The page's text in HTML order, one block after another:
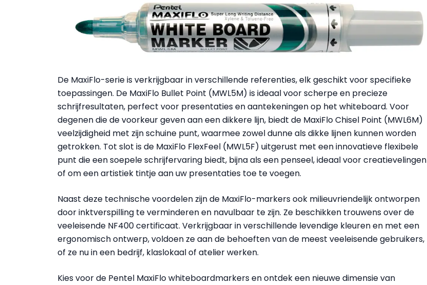
De MaxiFlo-serie is verkrijgbaar in verschillende referenties, elk geschikt voor specifieke
toepassingen. De MaxiFlo Bullet Point (MWL5M) is ideaal voor scherpe en precieze
schrijfresultaten, perfect voor presentaties en aantekeningen op het whiteboard. Voor
degenen die de voorkeur geven aan een dikkere lijn, biedt de MaxiFlo Chisel Point (MWL6M)
veelzijdigheid met zijn schuine punt, waarmee zowel dunne als dikke lijnen kunnen worden
getrokken. Tot slot is de MaxiFlo FlexFeel (MWL5F) uitgerust met een innovatieve flexibele
punt die een soepele schrijfervaring biedt, bijna als een penseel, ideaal voor creatievelingen
of om een artistiek tintje aan uw presentaties toe te voegen.
Naast deze technische voordelen zijn de MaxiFlo-markers ook milieuvriendelijk ontworpen
door inktverspilling te verminderen en navulbaar te zijn. Ze beschikken trouwens over de
veeleisende NF400 certificaat. Verkrijgbaar in verschillende levendige kleuren en met een
ergonomisch ontwerp, voldoen ze aan de behoeften van de meest veeleisende gebruikers,
of ze nu in een bedrijf, klaslokaal of atelier werken.
Kies voor de Pentel MaxiFlo whiteboardmarkers en ontdek een nieuwe dimensie van